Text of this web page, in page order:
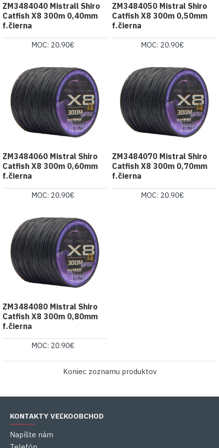
ZM3484040 Mistrall Shiro
Catfish X8 300m 0,40mm
f.čierna
MOC: 20.90€
ZM3484050 Mistral Shiro
Catfish X8 300m 0,50mm
f.čierna
MOC: 20.90€
ZM3484060 Mistral Shiro
Catfish X8 300m 0,60mm
f.čierna
MOC: 20.90€
ZM3484070 Mistral Shiro
Catfish X8 300m 0,70mm
f.čierna
MOC: 20.90€
ZM3484080 Mistral Shiro
Catfish X8 300m 0,80mm
f.čierna
MOC: 20.90€
Koniec zoznamu produktov
KONTAKTY VEĽKOOBCHOD
Napíšte nám